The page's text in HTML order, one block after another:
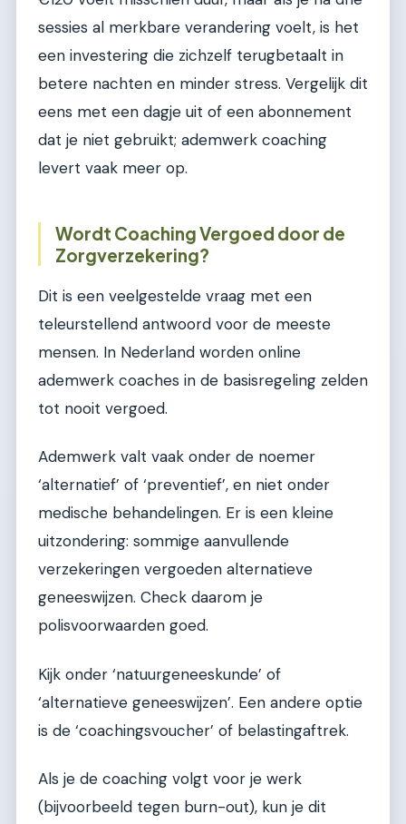
sessies al merkbare verandering voelt, is het
een investering die zichzelf terugbetaalt in
betere nachten en minder stress. Vergelijk dit
eens met een dagje uit of een abonnement
dat je niet gebruikt; ademwerk coaching
levert vaak meer op.
Wordt Coaching Vergoed door de
Zorgverzekering?
Dit is een veelgestelde vraag met een
teleurstellend antwoord voor de meeste
mensen. In Nederland worden online
ademwerk coaches in de basisregeling zelden
tot nooit vergoed.
Ademwerk valt vaak onder de noemer
‘alternatief’ of ‘preventief’, en niet onder
medische behandelingen. Er is een kleine
uitzondering: sommige aanvullende
verzekeringen vergoeden alternatieve
geneeswijzen. Check daarom je
polisvoorwaarden goed.
Kijk onder ‘natuurgeneeskunde’ of
‘alternatieve geneeswijzen’. Een andere optie
is de ‘coachingsvoucher’ of belastingaftrek.
Als je de coaching volgt voor je werk
(bijvoorbeeld tegen burn-out), kun je dit